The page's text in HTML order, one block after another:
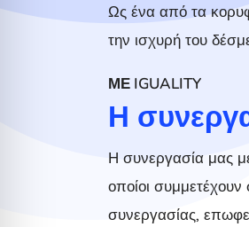
Ως ένα από τα
την ισχυρή του
ΜΕ IGUALITY
Η
Η συνεργασία μας
οποίοι
συνεργασίας,